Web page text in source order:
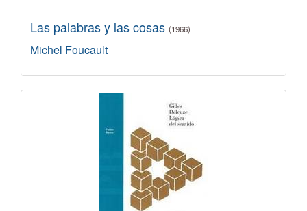
Las palabras y las cosas (1966)
Michel Foucault